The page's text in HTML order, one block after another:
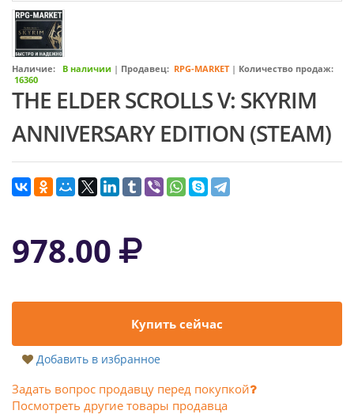
Наличие: В наличии | Продавец: RPG-MARKET| Количество продаж:
16360
THE ELDER SCROLLS V: SKYRIM
ANNIVERSARY EDITION (STEAM)
978.00
Купить сейчас
Добавить в избранное
Задать вопрос продавцу перед покупкой
Посмотреть другие товары продавца